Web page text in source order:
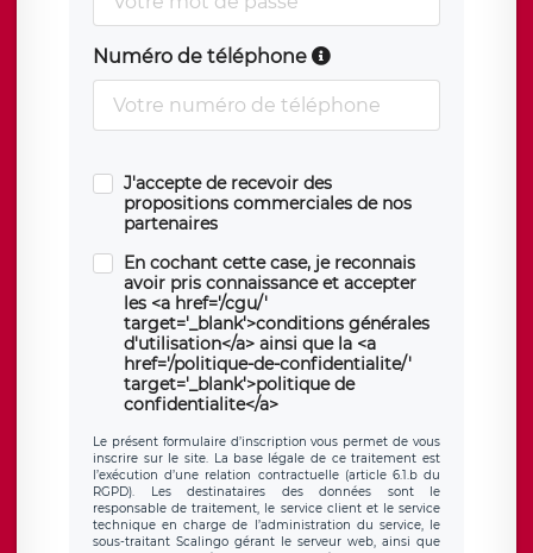
Numéro de téléphone
J'accepte de recevoir des
propositions commerciales de nos
partenaires
En cochant cette case, je reconnais
avoir pris connaissance et accepter
les <a href='/cgu/'
target='_blank'>conditions générales
d'utilisation</a> ainsi que la <a
href='/politique-de-confidentialite/'
target='_blank'>politique de
confidentialite</a>
Le présent formulaire d’inscription vous permet de vous
inscrire sur le site. La base légale de ce traitement est
l’exécution d’une relation contractuelle (article 6.1.b du
RGPD). Les destinataires des données sont le
responsable de traitement, le service client et le service
technique en charge de l’administration du service, le
sous-traitant Scalingo gérant le serveur web, ainsi que